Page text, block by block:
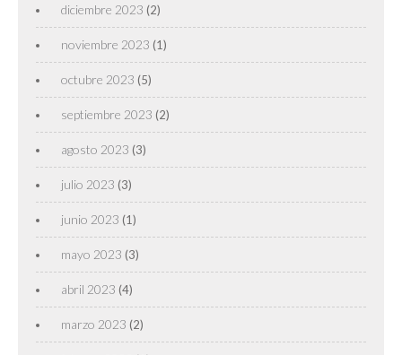
diciembre 2023 (2)
noviembre 2023 (1)
octubre 2023 (5)
septiembre 2023 (2)
agosto 2023 (3)
julio 2023 (3)
junio 2023 (1)
mayo 2023 (3)
abril 2023 (4)
marzo 2023 (2)